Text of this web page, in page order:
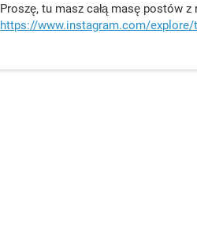
Proszę, tu masz całą masę postów
https://www.instagram.com/